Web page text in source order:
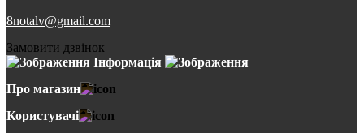
8notalv@gmail.com
Замовити дзвінок
Інформація
Про магазин
Користувачі